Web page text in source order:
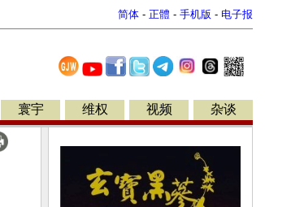
简体 - 正體 - 手机版 - 电子报
寰宇 维权 视频 杂谈